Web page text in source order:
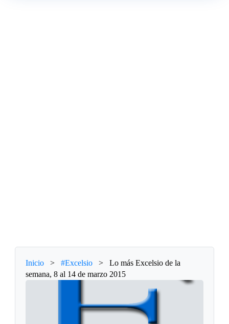
Inicio > #Excelsio >
Lo más Excelsio de la
semana, 8 al 14 de marzo 2015